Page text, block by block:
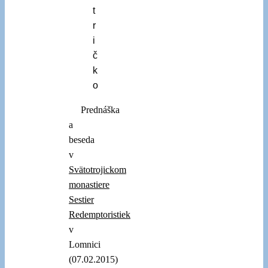
t
r
i
č
k
o
Prednáška
a
beseda
v
Svätotrojickom
monastiere
Sestier
Redemptoristiek
v
Lomnici
(07.02.2015)